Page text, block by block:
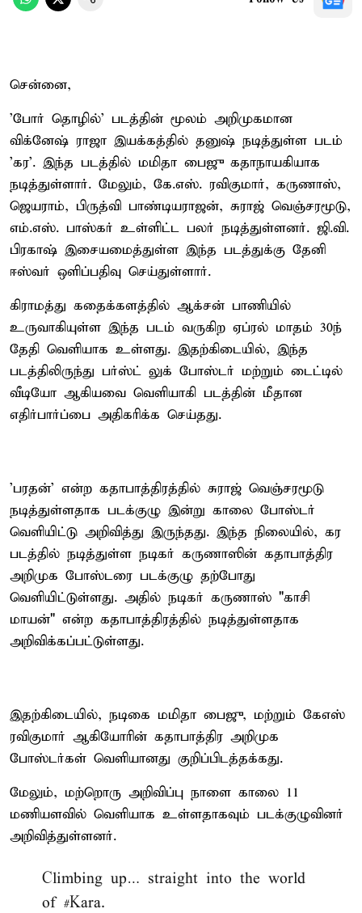
சென்னை,
'போர் தொழில்' படத்தின் மூலம் அறிமுகமான
விக்னேஷ் ராஜா இயக்கத்தில் தனுஷ் நடித்துள்ள படம்
'கர'. இந்த படத்தில் மமிதா பைஜு கதாநாயகியாக
நடித்துள்ளார். மேலும், கே.எஸ். ரவிகுமார், கருணாஸ்,
ஜெயராம், பிருத்வி பாண்டியராஜன், சுராஜ் வெஞ்சரமூடு,
எம்.எஸ். பாஸ்கர் உள்ளிட்ட பலர் நடித்துள்ளனர். ஜி.வி.
பிரகாஷ் இசையமைத்துள்ள இந்த படத்துக்கு தேனி
ஈஸ்வர் ஒளிப்பதிவு செய்துள்ளார்.
கிராமத்து கதைக்களத்தில் ஆக்சன் பாணியில்
உருவாகியுள்ள இந்த படம் வருகிற ஏப்ரல் மாதம் 30ந்
தேதி வெளியாக உள்ளது. இதற்கிடையில், இந்த
படத்திலிருந்து பர்ஸ்ட் லுக் போஸ்டர் மற்றும் டைட்டில்
வீடியோ ஆகியவை வெளியாகி படத்தின் மீதான
எதிர்பார்ப்பை அதிகரிக்க செய்தது.
'பரதன்' என்ற கதாபாத்திரத்தில் சுராஜ் வெஞ்சரமூடு
நடித்துள்ளதாக படக்குழு இன்று காலை போஸ்டர்
வெளியிட்டு அறிவித்து இருந்தது. இந்த நிலையில், கர
படத்தில் நடித்துள்ள நடிகர் கருணாஸின் கதாபாத்திர
அறிமுக போஸ்டரை படக்குழு தற்போது
வெளியிட்டுள்ளது. அதில் நடிகர் கருணாஸ் "காசி
மாயன்" என்ற கதாபாத்திரத்தில் நடித்துள்ளதாக
அறிவிக்கப்பட்டுள்ளது.
இதற்கிடையில், நடிகை மமிதா பைஜு, மற்றும் கேஎஸ்
ரவிகுமார் ஆகியோரின் கதாபாத்திர அறிமுக
போஸ்டர்கள் வெளியானது குறிப்பிடத்தக்கது.
மேலும், மற்றொரு அறிவிப்பு நாளை காலை 11
மணியளவில் வெளியாக உள்ளதாகவும் படக்குழுவினர்
அறிவித்துள்ளனர்.
Climbing up… straight into the world
of #Kara.